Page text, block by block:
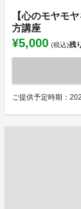
【心のモヤモ
方講座
¥5,000 (税込)残
ご提供予定時期：